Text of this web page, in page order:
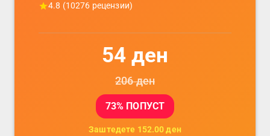
4.8 (10276 рецензии)
54 ден
206ден
73% ПОПУСТ
Заштедете 152.00 ден